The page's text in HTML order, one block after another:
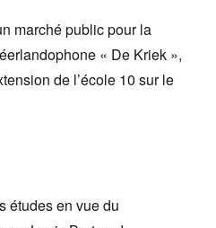
marché public pour la
« De Kriek »,
de l’école 10 sur le
études en vue du